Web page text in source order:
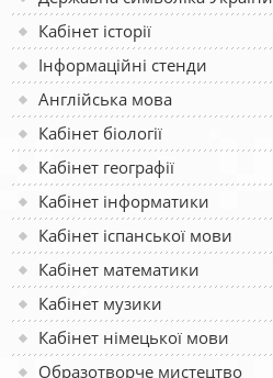
Кабінет історії
Інформаційні стенди
Англійська мова
Кабінет біології
Кабінет географії
Кабінет інформатики
Кабінет іспанської мови
Кабінет математики
Кабінет музики
Кабінет німецької мови
Образотворче мистецтво